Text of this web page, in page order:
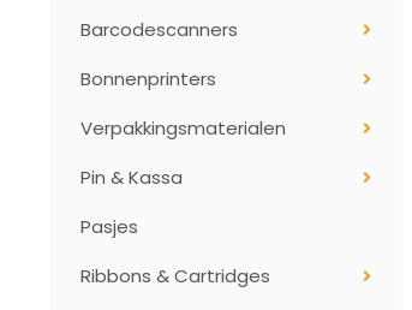
Barcodescanners
Bonnenprinters
Verpakkingsmaterialen
Pin & Kassa
Pasjes
Ribbons & Cartridges